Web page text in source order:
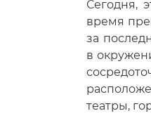
Сегодня,
время
за
в
театры,